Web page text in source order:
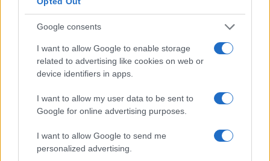
Google consents
I want to allow Google to enable storage
related to advertising like cookies on web or
device identifiers in apps.
I want to allow my user data to be sent to
Google for online advertising purposes.
I want to allow Google to send me
personalized advertising.
Σχόλια